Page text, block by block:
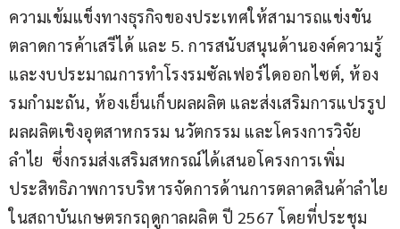
ความเข้มแข็งทางธุรกิจของประเทศให้สามารถแข่งขัน
ตลาดการค้าเสรีได้ และ 5. การสนับสนุนด้านองค์ความรู้
และงบประมาณการทำโรงรมซัลเฟอร์ไดออกไซต์, ห้อง
รมกำมะถัน, ห้องเย็นเก็บผลผลิต และส่งเสริมการแปรรูป
ผลผลิตเชิงอุตสาหกรรม นวัตกรรม และโครงการวิจัย
ลำไย  ซึ่งกรมส่งเสริมสหกรณ์ได้เสนอโครงการเพิ่ม
ประสิทธิภาพการบริหารจัดการด้านการตลาดสินค้าลำไย
ในสถาบันเกษตรกรฤดูกาลผลิต ปี 2567 โดยที่ประชุม